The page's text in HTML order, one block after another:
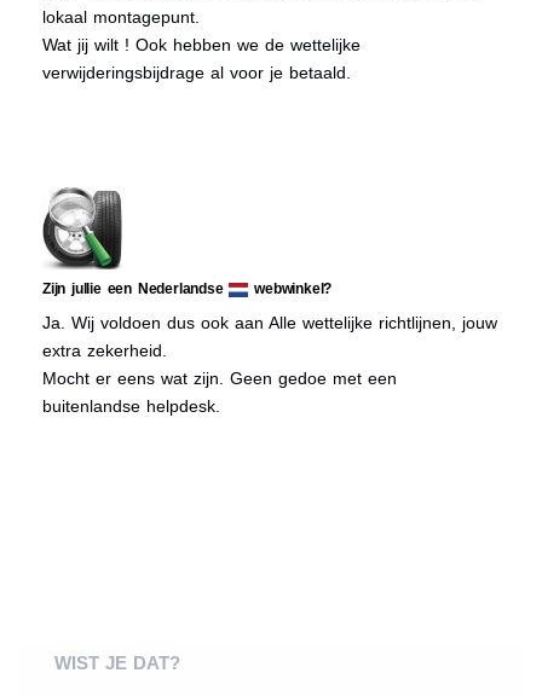
lokaal montagepunt.
Wat jij wilt ! Ook hebben we de wettelijke
verwijderingsbijdrage al voor je betaald.
Zijn jullie een Nederlandse webwinkel?
Ja. Wij voldoen dus ook aan Alle wettelijke richtlijnen, jouw
extra zekerheid.
Mocht er eens wat zijn. Geen gedoe met een
buitenlandse helpdesk.
WIST JE DAT?